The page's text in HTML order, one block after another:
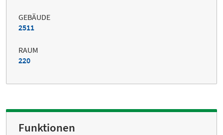
GEBÄUDE
2511
RAUM
220
Funktionen